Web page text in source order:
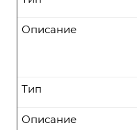
Описание
Тип
Описание